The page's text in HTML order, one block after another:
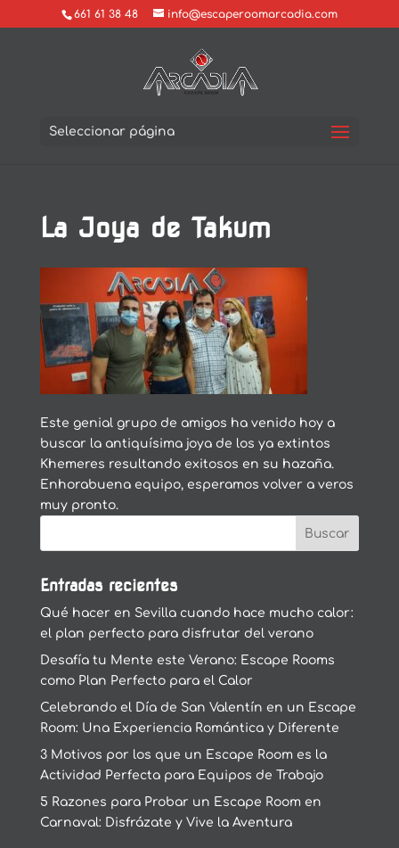
661 61 38 48 info@escaperoomarcadia.com
Seleccionar página
La Joya de Takum
Este genial grupo de amigos ha venido hoy a
buscar la antiquísima joya de los ya extintos
Khemeres resultando exitosos en su hazaña.
Enhorabuena equipo, esperamos volver a veros
muy pronto.
Entradas recientes
Qué hacer en Sevilla cuando hace mucho calor:
el plan perfecto para disfrutar del verano
Desafía tu Mente este Verano: Escape Rooms
como Plan Perfecto para el Calor
Celebrando el Día de San Valentín en un Escape
Room: Una Experiencia Romántica y Diferente
3 Motivos por los que un Escape Room es la
Actividad Perfecta para Equipos de Trabajo
5 Razones para Probar un Escape Room en
Carnaval: Disfrázate y Vive la Aventura